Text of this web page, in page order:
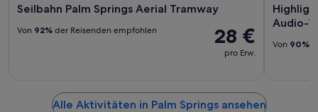
Seilbahn Palm Springs Aerial Tramway
28 €
pro Erw.
Von 92% der Reisenden empfohlen
Audio-
Von 90%
Alle Aktivitäten in Palm Springs ansehen